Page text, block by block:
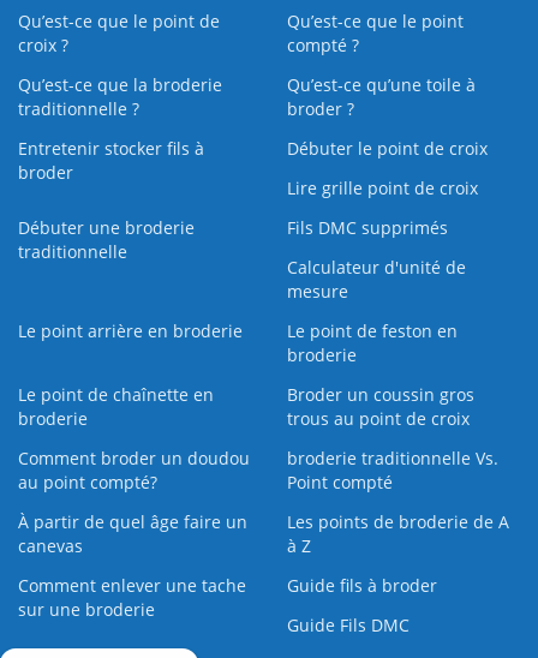
Qu’est-ce que le point de
croix ?
Qu’est-ce que le point
compté ?
Qu’est-ce que la broderie
traditionnelle ?
Qu’est‑ce qu’une toile à
broder ?
Entretenir stocker fils à
broder
Débuter le point de croix
Lire grille point de croix
Débuter une broderie
traditionnelle
Fils DMC supprimés
Calculateur d'unité de
mesure
Le point arrière en broderie
Le point de feston en
broderie
Le point de chaînette en
broderie
Broder un coussin gros
trous au point de croix
Comment broder un doudou
au point compté?
broderie traditionnelle Vs.
Point compté
À partir de quel âge faire un
canevas
Les points de broderie de A
à Z
Comment enlever une tache
sur une broderie
Guide fils à broder
Guide Fils DMC